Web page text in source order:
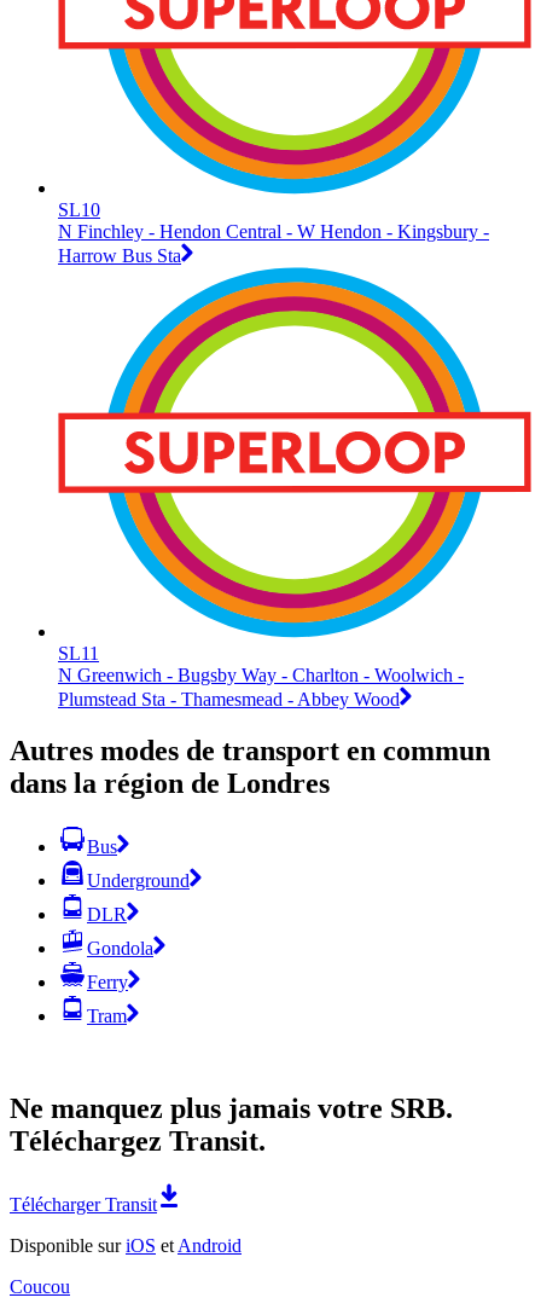
SL10
N Finchley - Hendon Central - W Hendon - Kingsbury -
Harrow Bus Sta
SL11
N Greenwich - Bugsby Way - Charlton - Woolwich -
Plumstead Sta - Thamesmead - Abbey Wood
Autres modes de transport en commun
dans la région de Londres
Bus
Underground
DLR
Gondola
Ferry
Tram
Ne manquez plus jamais votre SRB.
Téléchargez Transit.
Télécharger Transit
Disponible suriOS et Android
Coucou